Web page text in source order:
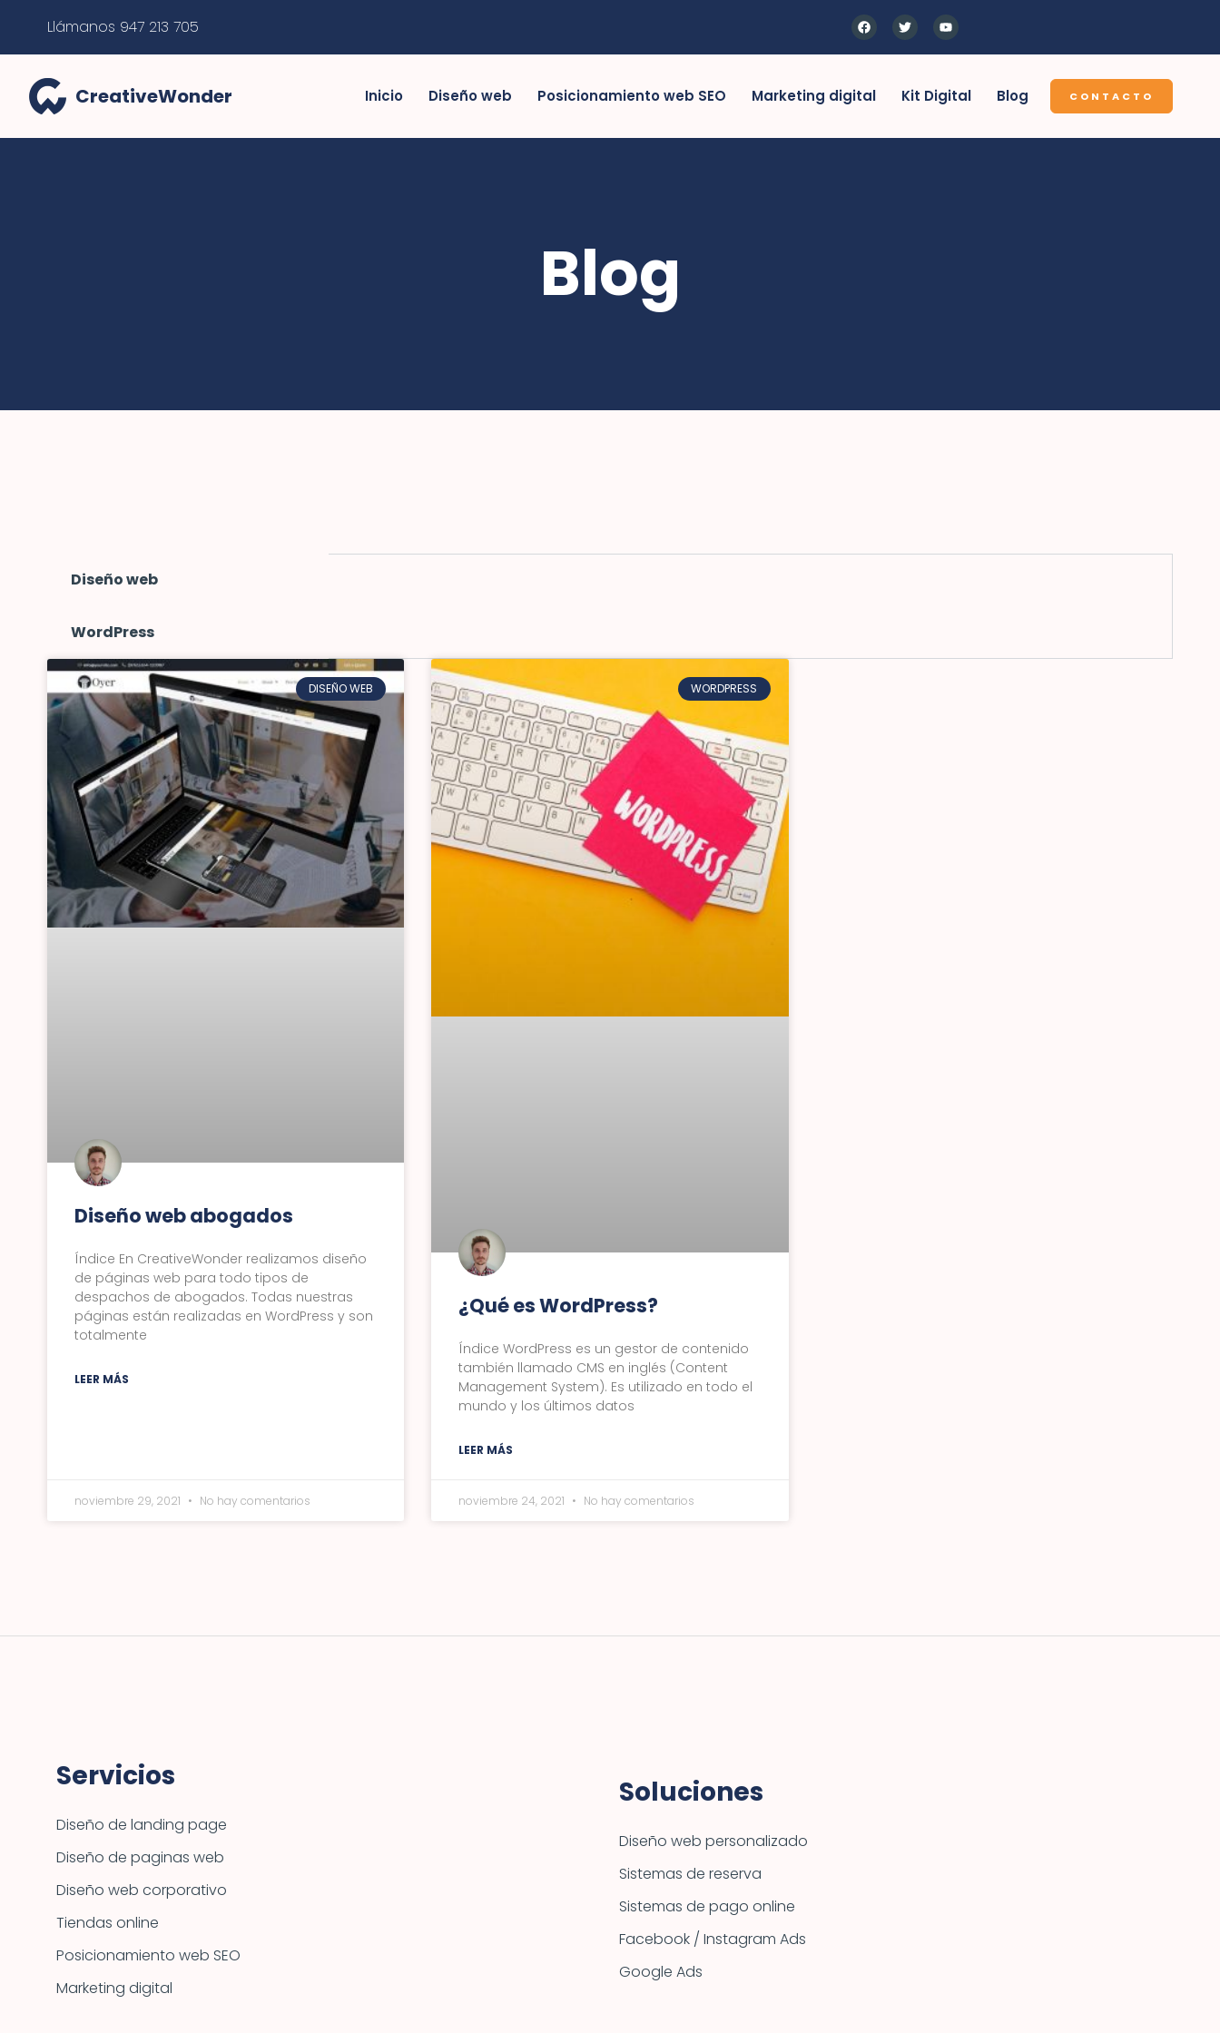
Llámanos 947 213 705
CreativeWonder Inicio Diseño web Posicionamiento web SEO Marketing digital Kit Digital Blog CONTACTO
Blog
Diseño web
WordPress
DISEÑO WEB
Diseño web abogados
Índice En CreativeWonder realizamos diseño
de páginas web para todo tipos de
despachos de abogados. Todas nuestras
páginas están realizadas en WordPress y son
totalmente
LEER MÁS
noviembre 29, 2021 No hay comentarios
WORDPRESS
¿Qué es WordPress?
Índice WordPress es un gestor de contenido
también llamado CMS en inglés (Content
Management System). Es utilizado en todo el
mundo y los últimos datos
LEER MÁS
noviembre 24, 2021 No hay comentarios
Servicios
Diseño de landing page
Diseño de paginas web
Diseño web corporativo
Tiendas online
Posicionamiento web SEO
Marketing digital
Soluciones
Diseño web personalizado
Sistemas de reserva
Sistemas de pago online
Facebook / Instagram Ads
Google Ads